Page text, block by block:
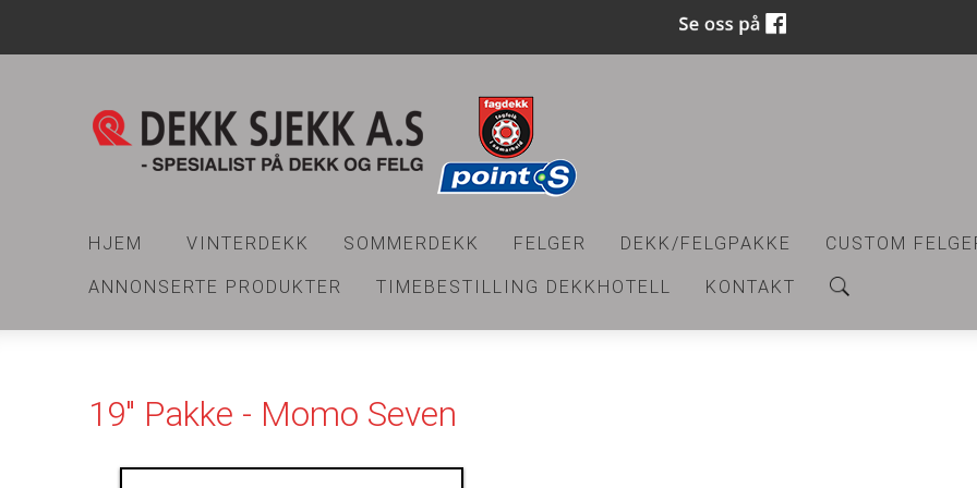
HJEM VINTERDEKK SOMMERDEKK FELGER DEKK/FELGPAKKE CUSTOM
ANNONSERTE PRODUKTER TIMEBESTILLING DEKKHOTELL KONTAKT
19" Pakke - Momo Seven